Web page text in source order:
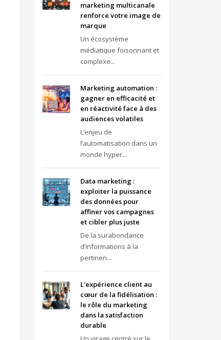
marketing multicanale
renforce votre image de
marque
Un écosystème
médiatique foisonnant et
complexe...
Marketing automation :
gagner en efficacité et
en réactivité face à des
audiences volatiles
L’enjeu de
l’automatisation dans un
monde hyper...
Data marketing :
exploiter la puissance
des données pour
affiner vos campagnes
et cibler plus juste
De la surabondance
d’informations à la
pertinen...
L’expérience client au
cœur de la fidélisation :
le rôle du marketing
dans la satisfaction
durable